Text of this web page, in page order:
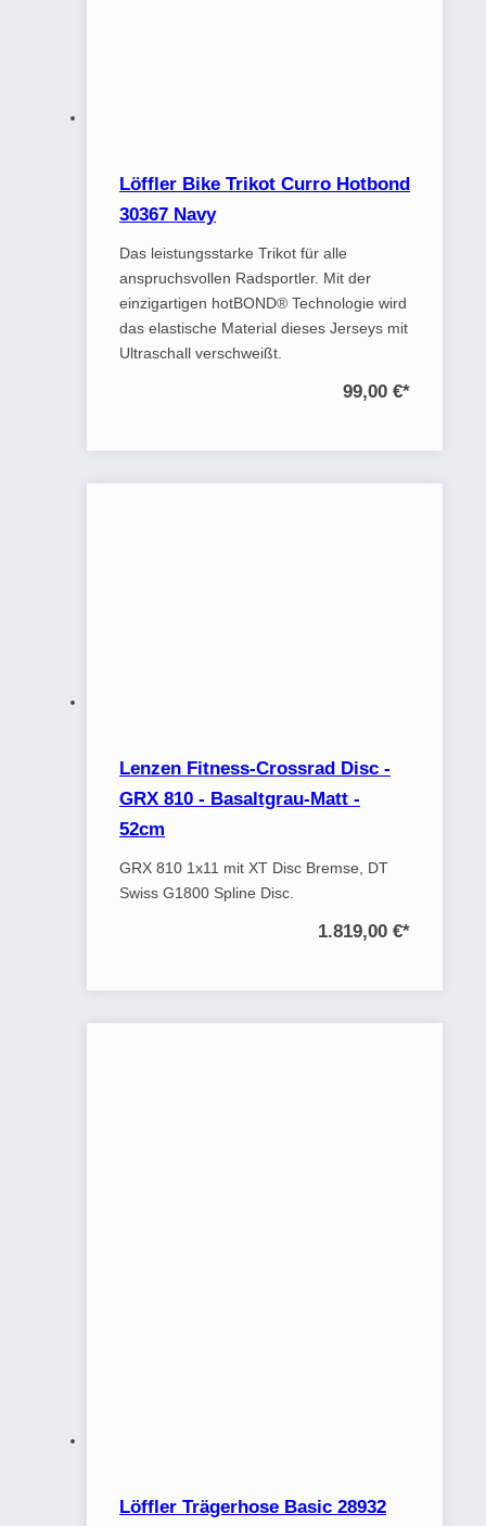
Löffler Bike Trikot Curro Hotbond
30367 Navy
Das leistungsstarke Trikot für alle
anspruchsvollen Radsportler. Mit der
einzigartigen hotBOND® Technologie wird
das elastische Material dieses Jerseys mit
Ultraschall verschweißt.
99,00 €*
Lenzen Fitness-Crossrad Disc -
GRX 810 - Basaltgrau-Matt -
52cm
GRX 810 1x11 mit XT Disc Bremse, DT
Swiss G1800 Spline Disc.
1.819,00 €*
Löffler Trägerhose Basic 28932